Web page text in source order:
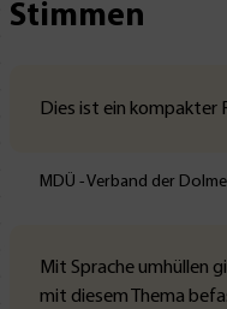
Stimmen
Dies ist ein kompakter
MDÜ - Verband der
Mit Sprache umhüllen
mit diesem Thema